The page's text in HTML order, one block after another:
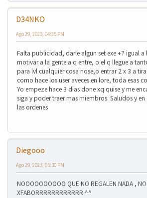
D34NKO
Ago 29, 2023, 04:25 PM
Falta publicidad, darle algun set exe +7 igual a
motivar a la gente a q entre, o el q llegue a
para lvl cualquier cosa nose,o entrar 2 x 3 a
como hace los user aveces en lore, toda esas
Yo empeze hace 3 dias done xq quise y me
siga y poder traer mas miembros. Saludos y
las ordenes
Diegooo
Ago 29, 2023, 05:30 PM
NOOOOOOOOOO QUE NO REGALEN NADA ,
XFABORRRRRRRRRRRR ^^